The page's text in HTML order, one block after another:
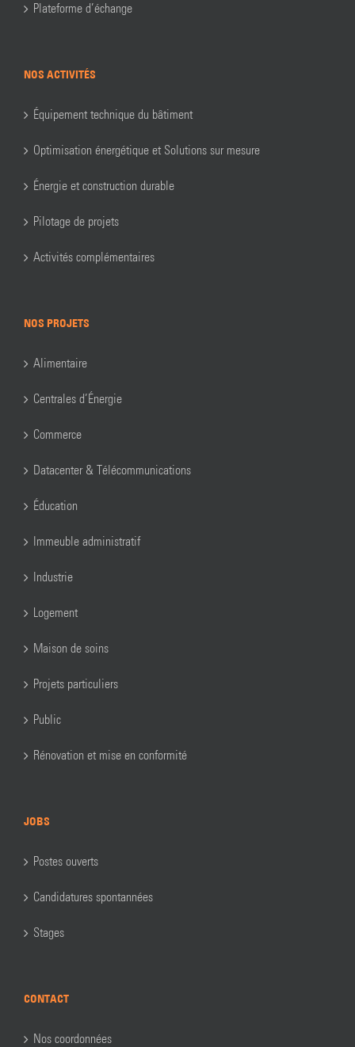
Plateforme d’échange
NOS ACTIVITÉS
Équipement technique du bâtiment
Optimisation énergétique et Solutions sur mesure
Énergie et construction durable
Pilotage de projets
Activités complémentaires
NOS PROJETS
Alimentaire
Centrales d’Énergie
Commerce
Datacenter & Télécommunications
Éducation
Immeuble administratif
Industrie
Logement
Maison de soins
Projets particuliers
Public
Rénovation et mise en conformité
JOBS
Postes ouverts
Candidatures spontannées
Stages
CONTACT
Nos coordonnées